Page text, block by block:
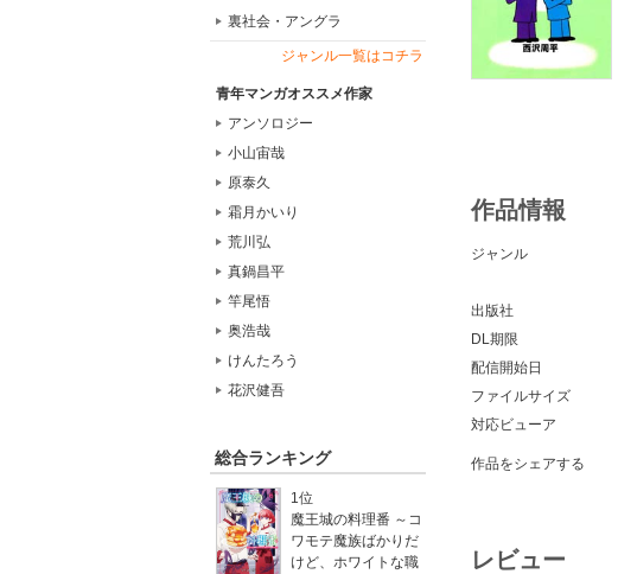
裏社会・アングラ
ジャンル一覧はコチラ
青年マンガオススメ作家
アンソロジー
小山宙哉
原泰久
霜月かいり
荒川弘
真鍋昌平
竿尾悟
奥浩哉
けんたろう
花沢健吾
総合ランキング
1位
魔王城の料理番 ～コ
ワモテ魔族ばかりだ
けど、ホワイトな職
作品情報
ジャンル
出版社
DL期限
配信開始日
ファイルサイズ
対応ビューア
作品をシェアする
レビュー